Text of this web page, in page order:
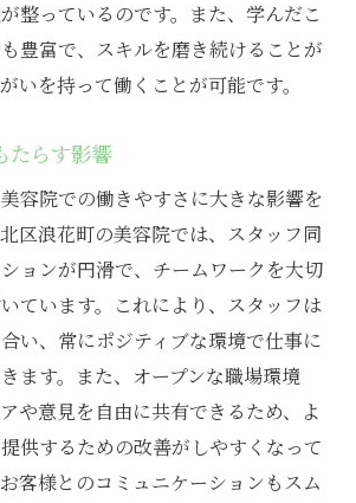
整っているのです。また、学んだこ
豊富で、スキルを磨き続けることが
いを持って働くことが可能です。
たらす影響
容院での働きやすさに大きな影響を
区浪花町の美容院では、スタッフ同
ョンが円滑で、チームワークを大切
ています。これにより、スタッフは
い、常にポジティブな環境で仕事に
ます。また、オープンな職場環境
や意見を自由に共有できるため、よ
供するための改善がしやすくなって
客様とのコミュニケーションもスム